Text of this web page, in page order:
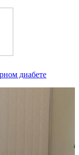
диабете